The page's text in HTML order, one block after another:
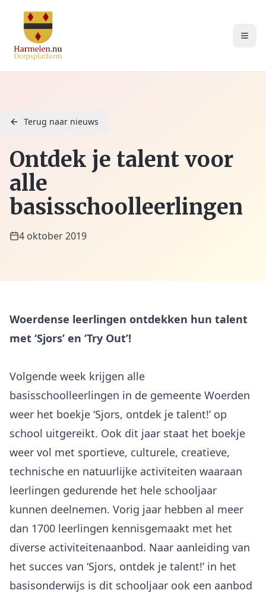
Terug naar nieuws
Ontdek je talent voor
alle
basisschoolleerlingen
4 oktober 2019
Woerdense leerlingen ontdekken hun talent
met ‘Sjors’ en ‘Try Out’!
Volgende week krijgen alle
basisschoolleerlingen in de gemeente Woerden
weer het boekje ‘Sjors, ontdek je talent!’ op
school uitgereikt. Ook dit jaar staat het boekje
weer vol met sportieve, culturele, creatieve,
technische en natuurlijke activiteiten waaraan
leerlingen gedurende het hele schooljaar
kunnen deelnemen. Vorig jaar hebben al meer
dan 1700 leerlingen kennisgemaakt met het
diverse activiteitenaanbod. Naar aanleiding van
het succes van ‘Sjors, ontdek je talent!’ in het
basisonderwijs is dit schooljaar ook een aanbod